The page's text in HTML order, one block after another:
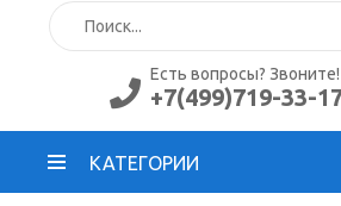
Есть вопросы? Звоните!
+7(499)719-33-
КАТЕГОРИИ